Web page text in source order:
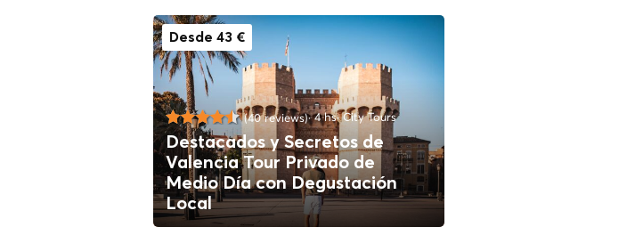
Desde 43 €
(40 reviews)4 hsCity Tours
Destacados y Secretos de
Valencia Tour Privado de
Medio Día con Degustación
Local